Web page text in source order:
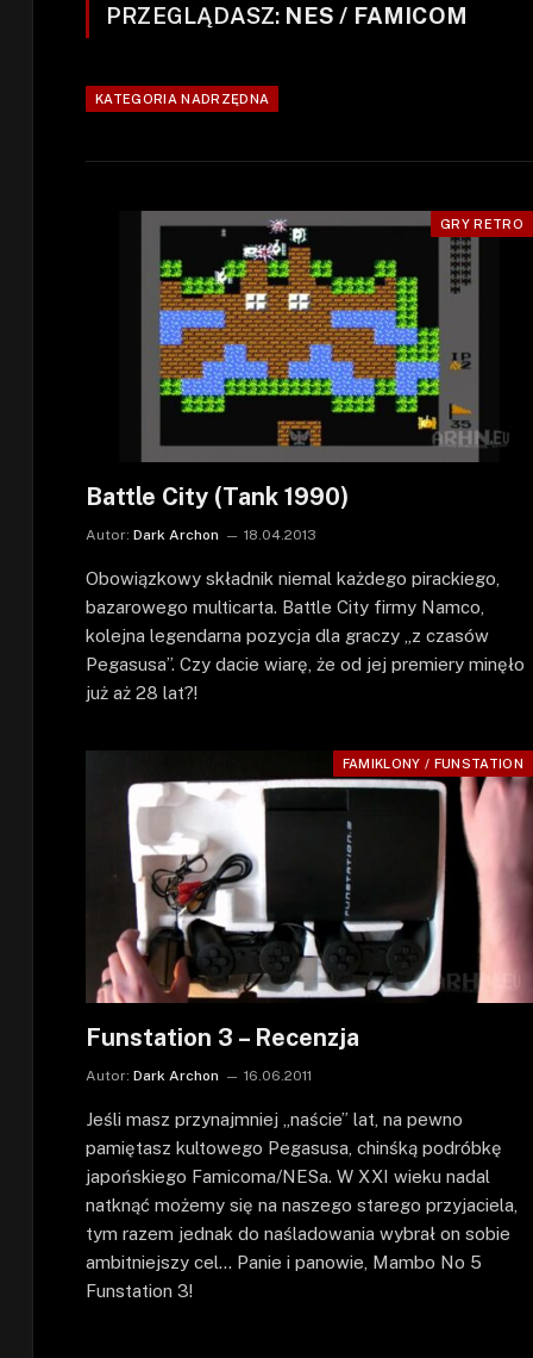
PRZEGLĄDASZ: NES / FAMICOM
KATEGORIA NADRZĘDNA
GRY RETRO
Battle City (Tank 1990)
Autor: Dark Archon 18.04.2013
Obowiązkowy składnik niemal każdego pirackiego,
bazarowego multicarta. Battle City firmy Namco,
kolejna legendarna pozycja dla graczy „z czasów
Pegasusa”. Czy dacie wiarę, że od jej premiery minęło
już aż 28 lat?!
FAMIKLONY / FUNSTATION
Funstation 3 – Recenzja
Autor: Dark Archon 16.06.2011
Jeśli masz przynajmniej „naście” lat, na pewno
pamiętasz kultowego Pegasusa, chinśką podróbkę
japońskiego Famicoma/NESa. W XXI wieku nadal
natknąć możemy się na naszego starego przyjaciela,
tym razem jednak do naśladowania wybrał on sobie
ambitniejszy cel… Panie i panowie, Mambo No 5
Funstation 3!